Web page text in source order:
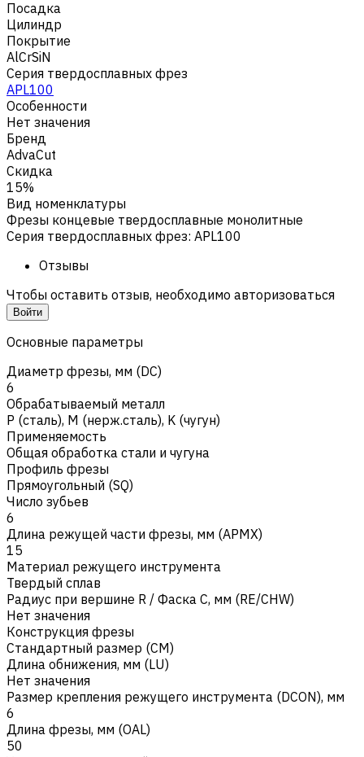
Посадка
Цилиндр
Покрытие
AlCrSiN
Серия твердосплавных фрез
APL100
Особенности
Нет значения
Бренд
AdvaCut
Скидка
15%
Вид номенклатуры
Фрезы концевые твердосплавные монолитные
Серия твердосплавных фрез: APL100
Отзывы
Чтобы оставить отзыв, необходимо авторизоваться
Войти
Основные параметры
Диаметр фрезы, мм (DC)
6
Обрабатываемый металл
Р (сталь), M (нерж.сталь), K (чугун)
Применяемость
Общая обработка стали и чугуна
Профиль фрезы
Прямоугольный (SQ)
Число зубьев
6
Длина режущей части фрезы, мм (APMX)
15
Материал режущего инструмента
Твердый сплав
Радиус при вершине R / Фаска C, мм (RE/CHW)
Нет значения
Конструкция фрезы
Стандартный размер (CM)
Длина обнижения, мм (LU)
Нет значения
Размер крепления режущего инструмента (DCON), мм
6
Длина фрезы, мм (OAL)
50